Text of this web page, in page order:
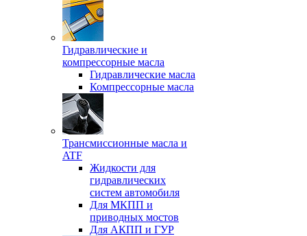
Гидравлические и
компрессорные масла
Гидравлические масла
Компрессорные масла
Трансмиссионные масла и
ATF
Жидкости для
гидравлических
систем автомобиля
Для МКПП и
приводных мостов
Для АКПП и ГУР